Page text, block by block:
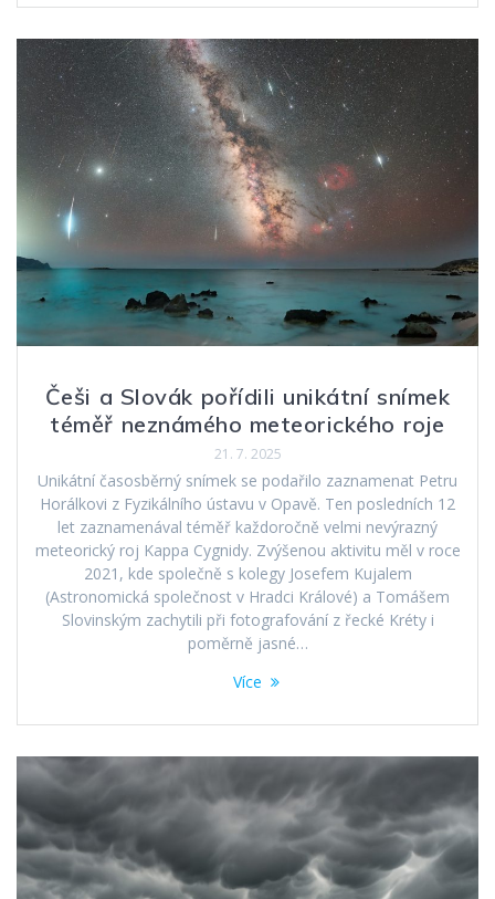
Češi a Slovák pořídili unikátní snímek
téměř neznámého meteorického roje
21. 7. 2025
Unikátní časosběrný snímek se podařilo zaznamenat Petru
Horálkovi z Fyzikálního ústavu v Opavě. Ten posledních 12
let zaznamenával téměř každoročně velmi nevýrazný
meteorický roj Kappa Cygnidy. Zvýšenou aktivitu měl v roce
2021, kde společně s kolegy Josefem Kujalem
(Astronomická společnost v Hradci Králové) a Tomášem
Slovinským zachytili při fotografování z řecké Kréty i
poměrně jasné…
Více